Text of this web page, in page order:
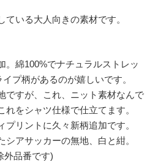
いる大人向きの素材です。
。綿100%でナチュラルストレッ
プ柄があるのが嬉しいです。
ですが、これ、ニット素材なんで
をシャツ仕様で仕立てます。
リントに久々新柄追加です。
アサッカーの無地、白と紺。
外品番です)